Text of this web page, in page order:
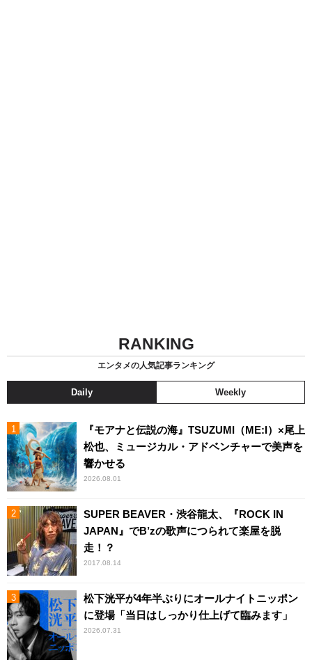
RANKING
エンタメの人気記事ランキング
Daily Weekly
『モアナと伝説の海』TSUZUMI（ME:I）×尾上
松也、ミュージカル・アドベンチャーで美声を
響かせる
2026.08.01
SUPER BEAVER・渋谷龍太、『ROCK IN
JAPAN』でB’zの歌声につられて楽屋を脱
走！？
2017.08.14
松下洸平が4年半ぶりにオールナイトニッポン
に登場「当日はしっかり仕上げて臨みます」
2026.07.31